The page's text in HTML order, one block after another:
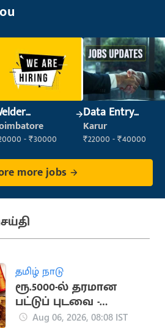
- ₹30000
Data Entry
Operator
Karur
₹22000 - ₹40000
more jobs
தமிழ் நாடு
ரூ.5000-ல் தரமான
பட்டுப் புடவை -
அமைச்சர் அறிவிப்பு
Aug 06, 2026, 08:08 IST